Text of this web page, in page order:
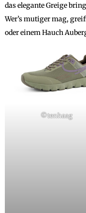
das elegante Greige
Wer’s mutiger mag,
oder einem Hauch
©tenhaag